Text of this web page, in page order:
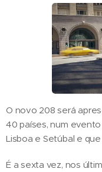
O novo 208 será
40 países, num
Lisboa e Setúbal e
É a sexta vez, nos